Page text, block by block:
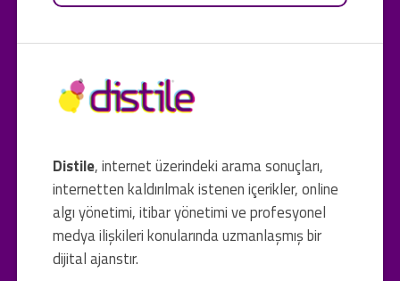
Distile, internet üzerindeki arama sonuçları,
internetten kaldırılmak istenen içerikler, online
algı yönetimi, itibar yönetimi ve profesyonel
medya ilişkileri konularında uzmanlaşmış bir
dijital ajanstır.